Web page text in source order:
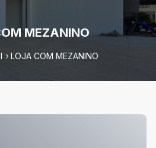
MEZANINO
LOJA COM MEZANINO